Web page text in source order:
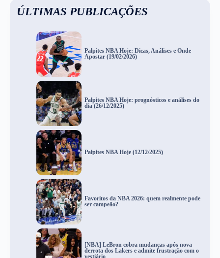
ÚLTIMAS PUBLICAÇÕES
Palpites NBA Hoje: Dicas, Análises e Onde
Apostar (19/02/2026)
Palpites NBA Hoje: prognósticos e análises do
dia (26/12/2025)
Palpites NBA Hoje (12/12/2025)
Favoritos da NBA 2026: quem realmente pode
ser campeão?
[NBA] LeBron cobra mudanças após nova
derrota dos Lakers e admite frustração com o